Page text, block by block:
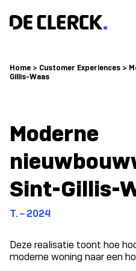
Home > Customer Experiences >
Gillis-Waas
Moderne
Sint-Gillis-
T. – 2024
Deze realisatie toont hoe
moderne woning naar een